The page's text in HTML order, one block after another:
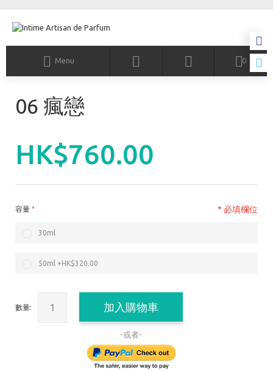
Menu 0
06 瘋戀
HK$760.00
容量
30ml
50ml +HK$320.00
* 必填欄位
數量: 加入購物車
-或者-